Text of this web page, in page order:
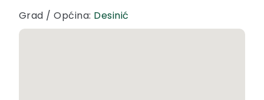
Grad / Općina: Desinić